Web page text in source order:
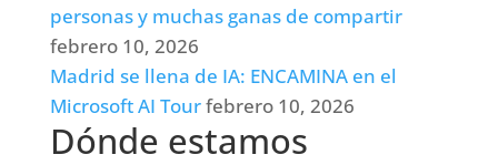
personas y muchas ganas de compartir
febrero 10, 2026
Madrid se llena de IA: ENCAMINA en el
Microsoft AI Tourfebrero 10, 2026
Dónde estamos